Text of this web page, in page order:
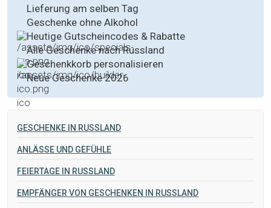
Lieferung am selben Tag
Geschenke ohne Alkohol
Heutige Gutscheincodes & Rabatte
Alle Geschenke nach Russland
Geschenkkorb personalisieren
Neue Geschenke 2026
GESCHENKE IN RUSSLAND
ANLÄSSE UND GEFÜHLE
FEIERTAGE IN RUSSLAND
EMPFÄNGER VON GESCHENKEN IN RUSSLAND